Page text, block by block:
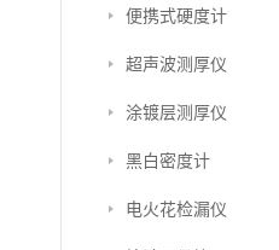
便携式硬度计
超声波测厚仪
涂镀层测厚仪
黑白密度计
电火花检漏仪